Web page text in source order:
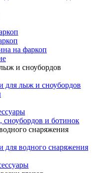
на фаркоп
и сноубордов
для лыж и сноубордов
и ботинок
снаряжения
для водного снаряжения